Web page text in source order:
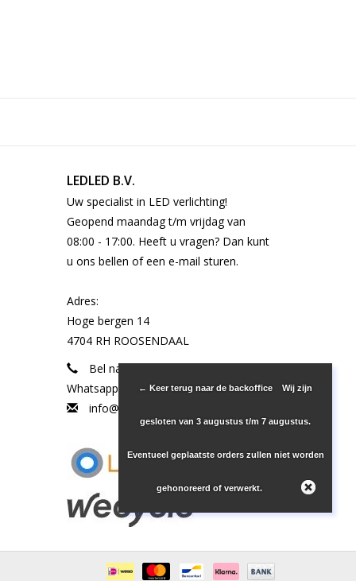
LEDLED B.V.
Uw specialist in LED verlichting!
Geopend maandag t/m vrijdag van
08:00 - 17:00. Heeft u vragen? Dan kunt
u ons bellen of een e-mail sturen.
Adres:
Hoge bergen 14
4704 RH ROOSENDAAL
Bel naar 085-301 3 810 of
Whatsapp naar +31 (0) 683386463
info@ledled.nl
← Keer terug naar de backoffice Wij zijn
gesloten van 3 augustus t/m 7 augustus.
Eventueel geplaatste orders zullen niet worden
gehonoreerd of verwerkt.